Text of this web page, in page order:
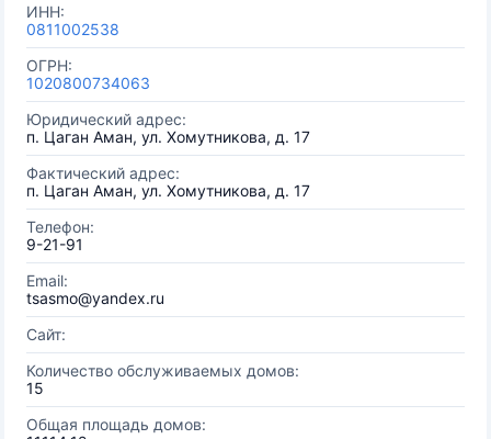
ИНН:
0811002538
ОГРН:
1020800734063
Юридический адрес:
п. Цаган Аман, ул. Хомутникова, д. 17
Фактический адрес:
п. Цаган Аман, ул. Хомутникова, д. 17
Телефон:
9-21-91
Email:
tsasmo@yandex.ru
Сайт:
Количество обслуживаемых домов:
15
Общая площадь домов: